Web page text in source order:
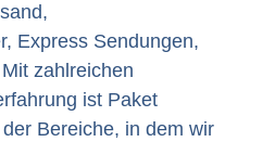
Express Sendungen,
zahlreichen
ist Paket
Bereiche, in dem wir